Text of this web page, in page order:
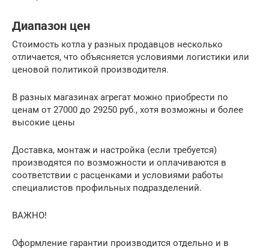
Диапазон цен
Стоимость котла у разных продавцов несколько
отличается, что объясняется условиями логистики или
ценовой политикой производителя.
В разных магазинах агрегат можно приобрести по
ценам от 27000 до 29250 руб., хотя возможны и более
высокие цены
Доставка, монтаж и настройка (если требуется)
производятся по возможности и оплачиваются в
соответствии с расценками и условиями работы
специалистов профильных подразделений.
ВАЖНО!
Оформление гарантии производится отдельно и в